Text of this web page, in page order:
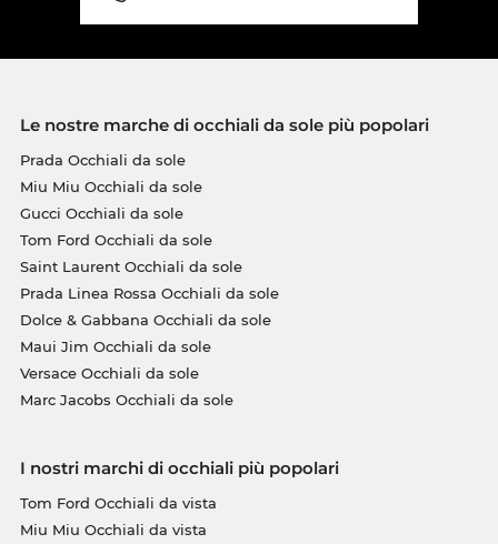
Le nostre marche di occhiali da sole più popolari
Prada Occhiali da sole
Miu Miu Occhiali da sole
Gucci Occhiali da sole
Tom Ford Occhiali da sole
Saint Laurent Occhiali da sole
Prada Linea Rossa Occhiali da sole
Dolce & Gabbana Occhiali da sole
Maui Jim Occhiali da sole
Versace Occhiali da sole
Marc Jacobs Occhiali da sole
I nostri marchi di occhiali più popolari
Tom Ford Occhiali da vista
Miu Miu Occhiali da vista